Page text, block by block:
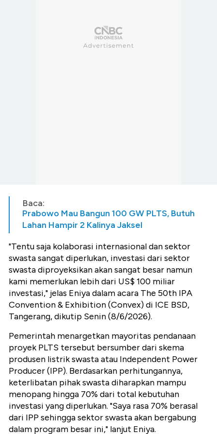
Baca:
Prabowo Mau Bangun 100 GW PLTS, Butuh
Lahan Hampir 2 Kalinya Jaksel
"Tentu saja kolaborasi internasional dan sektor
swasta sangat diperlukan, investasi dari sektor
swasta diproyeksikan akan sangat besar namun
kami memerlukan lebih dari US$ 100 miliar
investasi," jelas Eniya dalam acara The 50th IPA
Convention & Exhibition (Convex) di ICE BSD,
Tangerang, dikutip Senin (8/6/2026).
Pemerintah menargetkan mayoritas pendanaan
proyek PLTS tersebut bersumber dari skema
produsen listrik swasta atau Independent Power
Producer (IPP). Berdasarkan perhitungannya,
keterlibatan pihak swasta diharapkan mampu
menopang hingga 70% dari total kebutuhan
investasi yang diperlukan. "Saya rasa 70% berasal
dari IPP sehingga sektor swasta akan bergabung
dalam program besar ini," lanjut Eniya.